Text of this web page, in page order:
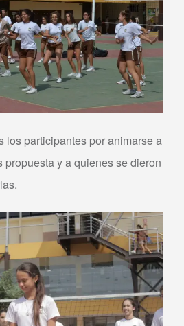
los participantes por animarse a
propuesta y a quienes se dieron